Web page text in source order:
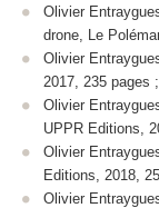
Olivier
drone, Le
Olivier
2017, 235 pages ;
Olivier
UPPR Editions,
Olivier
Editions, 2018,
Olivier